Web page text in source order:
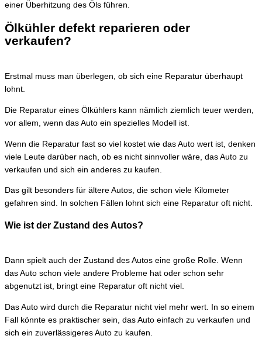
einer Überhitzung des Öls führen.
Ölkühler defekt reparieren oder
verkaufen?
Erstmal muss man überlegen, ob sich eine Reparatur überhaupt
lohnt.
Die Reparatur eines Ölkühlers kann nämlich ziemlich teuer werden,
vor allem, wenn das Auto ein spezielles Modell ist.
Wenn die Reparatur fast so viel kostet wie das Auto wert ist, denken
viele Leute darüber nach, ob es nicht sinnvoller wäre, das Auto zu
verkaufen und sich ein anderes zu kaufen.
Das gilt besonders für ältere Autos, die schon viele Kilometer
gefahren sind. In solchen Fällen lohnt sich eine Reparatur oft nicht.
Wie ist der Zustand des Autos?
Dann spielt auch der Zustand des Autos eine große Rolle. Wenn
das Auto schon viele andere Probleme hat oder schon sehr
abgenutzt ist, bringt eine Reparatur oft nicht viel.
Das Auto wird durch die Reparatur nicht viel mehr wert. In so einem
Fall könnte es praktischer sein, das Auto einfach zu verkaufen und
sich ein zuverlässigeres Auto zu kaufen.